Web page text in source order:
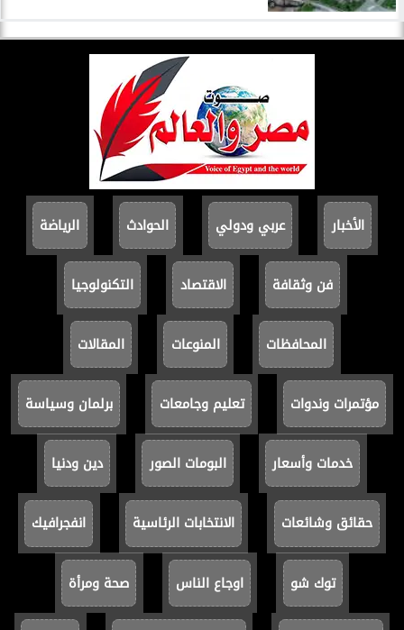
الأخبار عربي ودولي الحوادث الرياضة
فن وثقافة الاقتصاد التكنولوجيا
المحافظات المنوعات المقالات
مؤتمرات وندوات تعليم وجامعات برلمان وسياسة
خدمات وأسعار البومات الصور دين ودنيا
حقائق وشائعات الانتخابات الرئاسية انفجرافيك
توك شو اوجاع الناس صحة ومرأة